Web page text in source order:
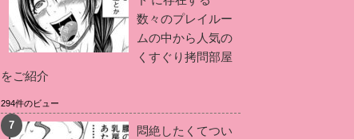
数々のプレイルー
ムの中から人気の
くすぐり拷問部屋
をご紹介
294件のビュー
悶絶したくてつい